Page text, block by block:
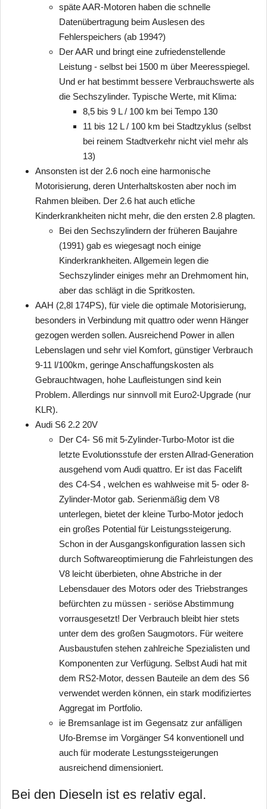
späte AAR-Motoren haben die schnelle
Datenübertragung beim Auslesen des
Fehlerspeichers (ab 1994?)
Der AAR und bringt eine zufriedenstellende
Leistung - selbst bei 1500 m über Meeresspiegel.
Und er hat bestimmt bessere Verbrauchswerte als
die Sechszylinder. Typische Werte, mit Klima:
8,5 bis 9 L / 100 km bei Tempo 130
11 bis 12 L / 100 km bei Stadtzyklus (selbst
bei reinem Stadtverkehr nicht viel mehr als
13)
Ansonsten ist der 2.6 noch eine harmonische
Motorisierung, deren Unterhaltskosten aber noch im
Rahmen bleiben. Der 2.6 hat auch etliche
Kinderkrankheiten nicht mehr, die den ersten 2.8 plagten.
Bei den Sechszylindern der früheren Baujahre
(1991) gab es wiegesagt noch einige
Kinderkrankheiten. Allgemein legen die
Sechszylinder einiges mehr an Drehmoment hin,
aber das schlägt in die Spritkosten.
AAH (2,8l 174PS), für viele die optimale Motorisierung,
besonders in Verbindung mit quattro oder wenn Hänger
gezogen werden sollen. Ausreichend Power in allen
Lebenslagen und sehr viel Komfort, günstiger Verbrauch
9-11 l/100km, geringe Anschaffungskosten als
Gebrauchtwagen, hohe Laufleistungen sind kein
Problem. Allerdings nur sinnvoll mit Euro2-Upgrade (nur
KLR).
Audi S6 2.2 20V
Der C4- S6 mit 5-Zylinder-Turbo-Motor ist die
letzte Evolutionsstufe der ersten Allrad-Generation
ausgehend vom Audi quattro. Er ist das Facelift
des C4-S4 , welchen es wahlweise mit 5- oder 8-
Zylinder-Motor gab. Serienmäßig dem V8
unterlegen, bietet der kleine Turbo-Motor jedoch
ein großes Potential für Leistungssteigerung.
Schon in der Ausgangskonfiguration lassen sich
durch Softwareoptimierung die Fahrleistungen des
V8 leicht überbieten, ohne Abstriche in der
Lebensdauer des Motors oder des Triebstranges
befürchten zu müssen - seriöse Abstimmung
vorrausgesetzt! Der Verbrauch bleibt hier stets
unter dem des großen Saugmotors. Für weitere
Ausbaustufen stehen zahlreiche Spezialisten und
Komponenten zur Verfügung. Selbst Audi hat mit
dem RS2-Motor, dessen Bauteile an dem des S6
verwendet werden können, ein stark modifiziertes
Aggregat im Portfolio.
ie Bremsanlage ist im Gegensatz zur anfälligen
Ufo-Bremse im Vorgänger S4 konventionell und
auch für moderate Lestungssteigerungen
ausreichend dimensioniert.
Bei den Dieseln ist es relativ egal.